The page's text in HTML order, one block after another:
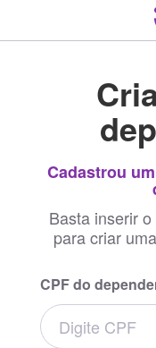
Cadastrou
Basta inserir
para criar
CPF do